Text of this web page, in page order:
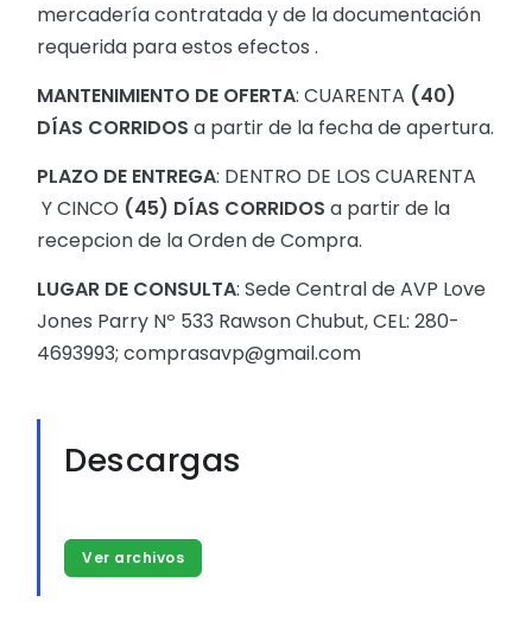
mercadería contratada y de la documentación
requerida para estos efectos .
MANTENIMIENTO DE OFERTA: CUARENTA (40)
DÍAS CORRIDOS a partir de la fecha de apertura.
PLAZO DE ENTREGA: DENTRO DE LOS CUARENTA
Y CINCO (45) DÍAS CORRIDOS a partir de la
recepcion de la Orden de Compra.
LUGAR DE CONSULTA: Sede Central de AVP Love
Jones Parry Nº 533 Rawson Chubut, CEL: 280-
4693993; comprasavp@gmail.com
Descargas
Ver archivos